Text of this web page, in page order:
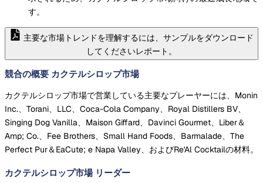
す。
主要な市場トレンドを理解するには、サンプルをダウンロード
してくださいレポート。
競合の概要 カクテルシロップ市場
カクテルシロップ市場で営業している主要なプレーヤーには、Monin
Inc.、Torani、LLC、Coca-Cola Company、Royal Distillers BV、
Singing Dog Vanilla、Maison Giffard、Davinci Gourmet、Liber＆
Amp; Co.、Fee Brothers、Small Hand Foods、Barmalade、The
Perfect Pur＆EaCute; e Napa Valley、およびRe'Al Cocktailの材料。
カクテルシロップ市場 リーダー